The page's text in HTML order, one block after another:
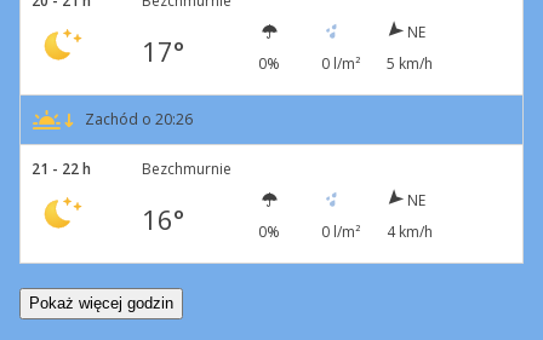
17° 0% 0 l/m²
NE
5 km/h
Zachód o 20:26
21 - 22 h Bezchmurnie
16° 0% 0 l/m²
NE
4 km/h
Pokaż więcej godzin